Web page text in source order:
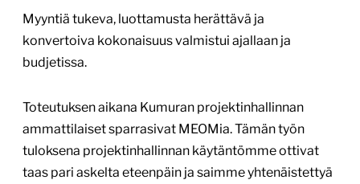
Myyntiä tukeva, luottamusta herättävä ja
konvertoiva kokonaisuus valmistui ajallaan ja
budjetissa.
Toteutuksen aikana Kumuran projektinhallinnan
ammattilaiset sparrasivat MEOMia. Tämän työn
tuloksena projektinhallinnan käytäntömme ottivat
taas pari askelta eteenpäin ja saimme yhtenäistettyä